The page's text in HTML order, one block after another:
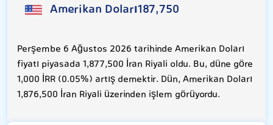
Amerikan Doları187,750
Perşembe 6 Ağustos 2026 tarihinde Amerikan Doları
fiyatı piyasada 1,877,500 İran Riyali oldu. Bu, düne göre
1,000 İRR (0.05%) artış demektir. Dün, Amerikan Doları
1,876,500 İran Riyali üzerinden işlem görüyordu.